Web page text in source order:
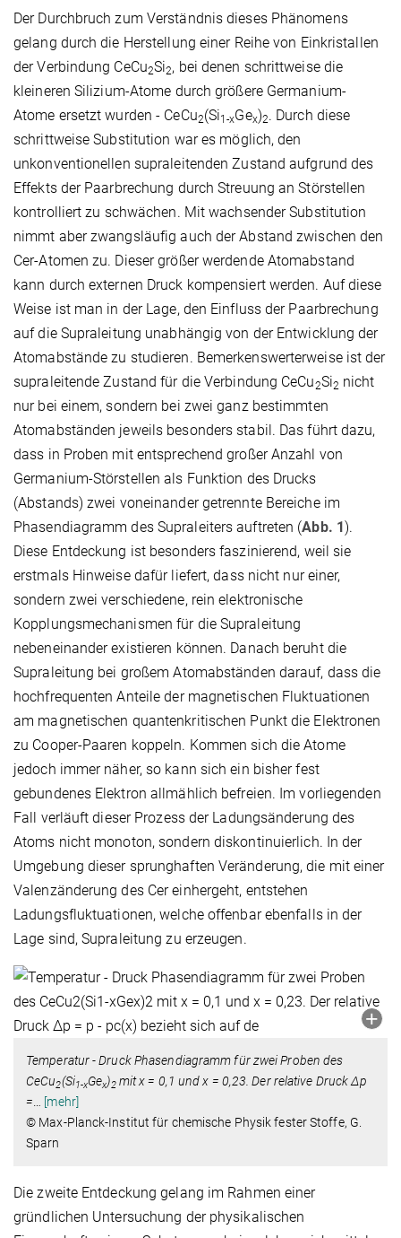
Der Durchbruch zum Verständnis dieses Phänomens
gelang durch die Herstellung einer Reihe von Einkristallen
der Verbindung CeCu2Si2, bei denen schrittweise die
kleineren Silizium-Atome durch größere Germanium-
Atome ersetzt wurden - CeCu2(Si1-xGex)2. Durch diese
schrittweise Substitution war es möglich, den
unkonventionellen supraleitenden Zustand aufgrund des
Effekts der Paarbrechung durch Streuung an Störstellen
kontrolliert zu schwächen. Mit wachsender Substitution
nimmt aber zwangsläufig auch der Abstand zwischen den
Cer-Atomen zu. Dieser größer werdende Atomabstand
kann durch externen Druck kompensiert werden. Auf diese
Weise ist man in der Lage, den Einfluss der Paarbrechung
auf die Supraleitung unabhängig von der Entwicklung der
Atomabstände zu studieren. Bemerkenswerterweise ist der
supraleitende Zustand für die Verbindung CeCu2Si2 nicht
nur bei einem, sondern bei zwei ganz bestimmten
Atomabständen jeweils besonders stabil. Das führt dazu,
dass in Proben mit entsprechend großer Anzahl von
Germanium-Störstellen als Funktion des Drucks
(Abstands) zwei voneinander getrennte Bereiche im
Phasendiagramm des Supraleiters auftreten (Abb. 1 ).
Diese Entdeckung ist besonders faszinierend, weil sie
erstmals Hinweise dafür liefert, dass nicht nur einer,
sondern zwei verschiedene, rein elektronische
Kopplungsmechanismen für die Supraleitung
nebeneinander existieren können. Danach beruht die
Supraleitung bei großem Atomabständen darauf, dass die
hochfrequenten Anteile der magnetischen Fluktuationen
am magnetischen quantenkritischen Punkt die Elektronen
zu Cooper-Paaren koppeln. Kommen sich die Atome
jedoch immer näher, so kann sich ein bisher fest
gebundenes Elektron allmählich befreien. Im vorliegenden
Fall verläuft dieser Prozess der Ladungsänderung des
Atoms nicht monoton, sondern diskontinuierlich. In der
Umgebung dieser sprunghaften Veränderung, die mit einer
Valenzänderung des Cer einhergeht, entstehen
Ladungsfluktuationen, welche offenbar ebenfalls in der
Lage sind, Supraleitung zu erzeugen.
Temperatur - Druck Phasendiagramm für zwei Proben des
CeCu2(Si1-xGex)2mit x = 0,1 und x = 0,23. Der relative Druck Δp
=… [mehr]
© Max-Planck-Institut für chemische Physik fester Stoffe, G.
Sparn
Die zweite Entdeckung gelang im Rahmen einer
gründlichen Untersuchung der physikalischen